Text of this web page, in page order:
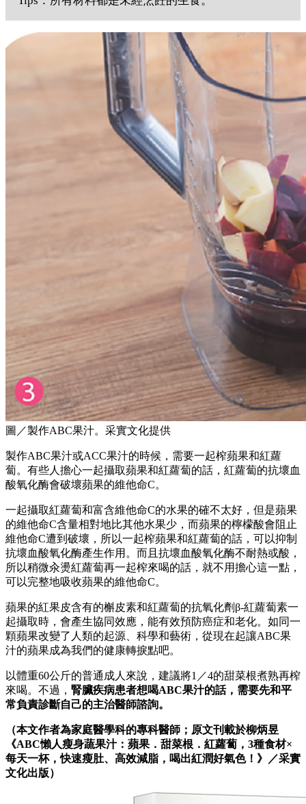
圖／製作ABC果汁。采實文化提供
製作ABC果汁或ACC果汁的時候，需要一起榨蘋果和紅蘿
蔔。有些人擔心一起攝取蘋果和紅蘿蔔的話，紅蘿蔔的抗壞血
酸氧化酶會破壞蘋果的維他命C。
一起攝取紅蘿蔔和富含維他命C的水果的確不太好，但是蘋果
的維他命C含量相對地比其他水果少，而蘋果的檸檬酸會阻止
維他命C遭到破壞，所以一起榨蘋果和紅蘿蔔的話，可以抑制
抗壞血酸氧化酶產生作用。而且抗壞血酸氧化酶不耐熱或酸，
所以稍微汆燙紅蘿蔔再一起榨來喝的話，就不用擔心這一點，
可以完整地吸收蘋果的維他命C。
蘋果的紅果皮含有的槲皮素和紅蘿蔔的抗氧化劑β-紅蘿蔔素一
起攝取時，會產生協同效應，能有效預防癌症和老化。如同一
顆蘋果改變了人類的起源、科學和藝術，從現在起讓ABC果
汁的蘋果成為我們的健康轉捩點吧。
以體重60公斤的普通成人來說，建議將1／4的甜菜根煮熟再榨
來喝。不過， 腎臟疾病患者想喝ABC果汁的話，需要先和平
常負責診斷自己的主治醫師諮詢。
（本文作者為家庭醫學科的專科醫師；原文刊載於柳炳昱
《ABC懶人瘦身蔬果汁：蘋果．甜菜根．紅蘿蔔，3種食材×
每天一杯，快速瘦肚、高效減脂，喝出紅潤好氣色！》／采實
文化出版）